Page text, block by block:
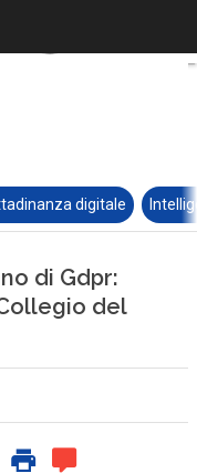
digitale
di Gdpr:
del